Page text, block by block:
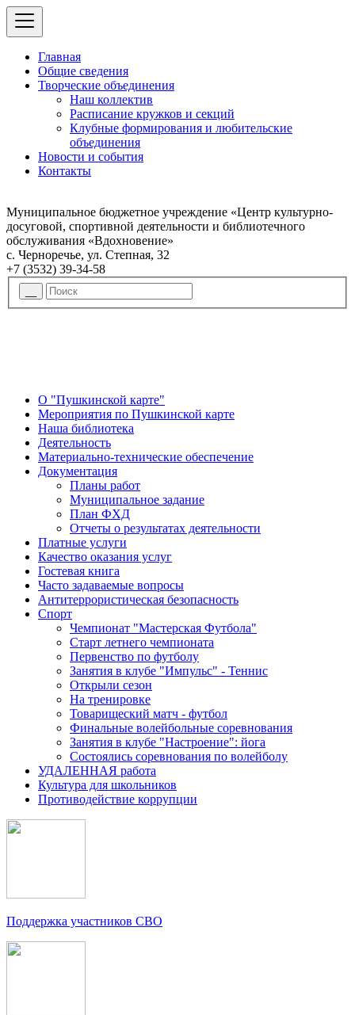
Главная
Общие сведения
Творческие объединения
Наш коллектив
Расписание кружков и секций
Клубные формирования и любительские
объединения
Новости и события
Контакты
Муниципальное бюджетное учреждение «Центр культурно-
досуговой, спортивной деятельности и библиотечного
обслуживания «Вдохновение»
с. Черноречье, ул. Степная, 32
+7 (3532) 39-34-58
О "Пушкинской карте"
Мероприятия по Пушкинской карте
Наша библиотека
Деятельность
Материально-технические обеспечение
Документация
Планы работ
Муниципальное задание
План ФХД
Отчеты о результатах деятельности
Платные услуги
Качество оказания услуг
Гостевая книга
Часто задаваемые вопросы
Антитеррористическая безопасность
Спорт
Чемпионат "Мастерская Футбола"
Старт летнего чемпионата
Первенство по футболу
Занятия в клубе "Импульс" - Теннис
Открыли сезон
На тренировке
Товарищеский матч - футбол
Финальные волейбольные соревнования
Занятия в клубе "Настроение": йога
Состоялись соревнования по волейболу
УДАЛЕННАЯ работа
Культура для школьников
Противодействие коррупции
Поддержка участников СВО